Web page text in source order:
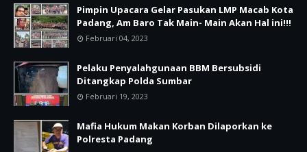
Pimpin Upacara Gelar Pasukan LMP Macab Kota
Padang, Am Baro Tak Main- Main Akan Hal ini!!!
Februari 04, 2023
Pelaku Penyalahgunaan BBM Bersubsidi
Ditangkap Polda Sumbar
Februari 19, 2023
Mafia Hukum Makan Korban Dilaporkan ke
Polresta Padang